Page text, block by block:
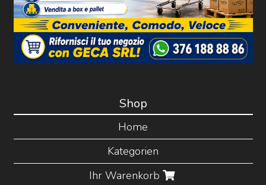
Shop
Home
Kategorien
Ihr Warenkorb